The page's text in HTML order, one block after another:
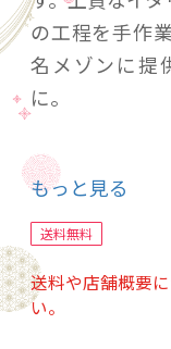
の工程を手作
名メゾンに提
に。
色：シナモン
サイズ：
もっと見る
送料無料
送料や店舗概要
い。